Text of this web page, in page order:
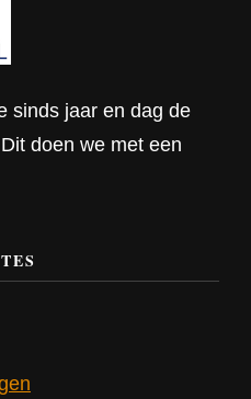
sinds jaar en dag de
doen we met een